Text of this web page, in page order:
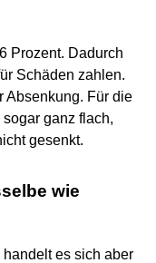
Prozent. Dadurch
Schäden zahlen.
Absenkung. Für die
ganz flach,
gesenkt.
wie
es sich aber